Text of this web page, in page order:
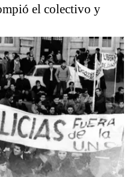
el colectivo y